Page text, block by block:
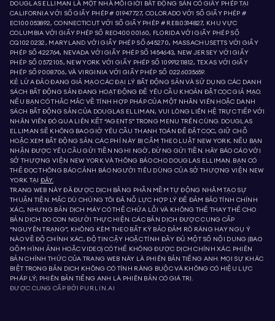
DOUGLAS ELLIMAN LÀ MỘT NHÀ MÔI GIỚI BẤT ĐỘNG SẢN CÓ GIẤY PHÉP TẠI
CALIFORNIA VỚI SỐ GIẤY PHÉP # 01947727, COLORADO VỚI SỐ GIẤY PHÉP #
EC100053892, CONNECTICUT VỚI SỐ GIẤY PHÉP # REB.0314827, KHU VỰC
COLUMBIA VỚI GIẤY PHÉP SỐ REO40000160, FLORIDA VỚI GIẤY PHÉP SỐ
CQ1020232, MARYLAND VỚI GIẤY PHÉP SỐ 645270, MASSACHUSETTS VỚI GIẤY
PHÉP SỐ 422764, NEVADA VỚI GIẤY PHÉP SỐ 1454643, NEW JERSEY VỚI GIẤY
PHÉP SỐ 0572105, NEW YORK VỚI GIẤY PHÉP SỐ 10991211812, TEXAS VỚI GIẤY
PHÉP SỐ 9008706, VÀ VIRGINIA VỚI GIẤY PHÉP SỐ 0226035659.
KẺ LỪA ĐẢO ĐANG GIẢ MẠO CÁC ĐẠI LÝ BẤT ĐỘNG SẢN VÀ SỬ DỤNG CÁC DANH
SÁCH BẤT ĐỘNG SẢN ĐANG HOẠT ĐỘNG ĐỂ YÊU CẦU KHOẢN ĐẶT CỌC GIẢ MẠO.
NẾU BẠN CÓ THẮC MẮC VỀ TÍNH HỢP PHÁP CỦA MỘT NHÂN VIÊN HOẶC DANH
SÁCH BẤT ĐỘNG SẢN CỦA DOUGLAS ELLIMAN, VUI LÒNG LIÊN HỆ TRỰC TIẾP VỚI
NHÂN VIÊN ĐÓ QUA LIÊN KẾT “AGENTS” TRONG MENU TRÊN CÙNG. DOUGLAS
ELLIMAN SẼ KHÔNG BAO GIỜ YÊU CẦU THANH TOÁN ĐỂ ĐẶT CỌC, GIỮ CHỖ
HOẶC XEM BẤT ĐỘNG SẢN. CÁC PHÍ NÀY BỊ CẤM THEO LUẬT NEW YORK. NẾU BẠN
NHẬN ĐƯỢC YÊU CẦU GỬI TIỀN NGHI NGỜ, ĐỪNG GỬI TIỀN. HÃY BÁO CÁO VỚI
SỞ THƯỢNG VIỆN NEW YORK VÀ THÔNG BÁO CHO DOUGLAS ELLIMAN. BẠN CÓ
THỂ ĐỌC THÔNG BÁO CẢNH BÁO NGƯỜI TIÊU DÙNG CỦA SỞ THƯỢNG VIỆN NEW
YORK TẠI ĐÂY.
TRANG WEB NÀY ĐÃ ĐƯỢC DỊCH BẰNG PHẦN MỀM TỰ ĐỘNG NHẰM TẠO SỰ
THUẬN TIỆN. MẶC DÙ CHÚNG TÔI ĐÃ NỖ LỰC HỢP LÝ ĐỂ ĐẢM BẢO TÍNH CHÍNH
XÁC, NHƯNG BẢN DỊCH MÁY CÓ THỂ CHỨA LỖI VÀ KHÔNG THỂ THAY THẾ CHO
BẢN DỊCH DO CON NGƯỜI THỰC HIỆN. CÁC BẢN DỊCH ĐƯỢC CUNG CẤP
“NGUYÊN TRẠNG”, KHÔNG KÈM THEO BẤT KỲ BẢO ĐẢM RÕ RÀNG HAY NGỤ Ý
NÀO VỀ ĐỘ CHÍNH XÁC, ĐỘ TIN CẬY HOẶC TÍNH ĐẦY ĐỦ. MỘT SỐ NỘI DUNG (BAO
GỒM HÌNH ẢNH HOẶC VIDEO) CÓ THỂ KHÔNG ĐƯỢC DỊCH CHÍNH XÁC. PHIÊN
BẢN CHÍNH THỨC CỦA TRANG WEB NÀY LÀ PHIÊN BẢN TIẾNG ANH. MỌI SỰ KHÁC
BIỆT TRONG BẢN DỊCH KHÔNG CÓ TÍNH RÀNG BUỘC VÀ KHÔNG CÓ HIỆU LỰC
PHÁP LÝ; PHIÊN BẢN TIẾNG ANH LÀ PHIÊN BẢN CÓ GIÁ TRỊ.
ĐƯỢC CUNG CẤP BỞI
PURLIN.AI